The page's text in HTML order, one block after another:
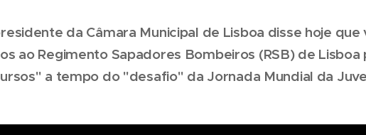
da Câmara Municipal de Lisboa disse hoje
ao Regimento Sapadores Bombeiros (RSB) de
a tempo do "desafio" da Jornada Mundial da